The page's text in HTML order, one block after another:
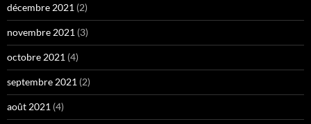
décembre 2021 (2)
novembre 2021 (3)
octobre 2021 (4)
septembre 2021 (2)
août 2021 (4)